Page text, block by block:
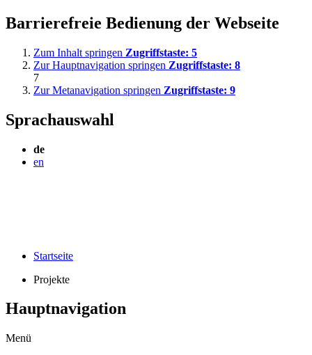
Barrierefreie Bedienung der Webseite
Zum Inhalt springen Zugriffstaste: 5
Zur Hauptnavigation springen Zugriffstaste: 8
7
Zur Metanavigation springen Zugriffstaste: 9
Sprachauswahl
de
en
Startseite
Projekte
Hauptnavigation
Menü